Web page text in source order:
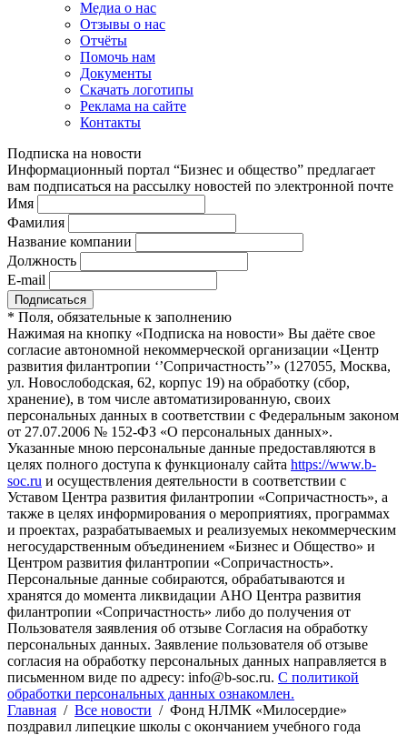
Медиа о нас
Отзывы о нас
Отчёты
Помочь нам
Документы
Скачать логотипы
Реклама на сайте
Контакты
Подписка на новости
Информационный портал “Бизнес и общество” предлагает
вам подписаться на рассылку новостей по электронной почте
Имя
Фамилия
Название компании
Должность
E-mail
* Поля, обязательные к заполнению
Нажимая на кнопку «Подписка на новости» Вы даёте свое
согласие автономной некоммерческой организации «Центр
развития филантропии ‘’Сопричастность’’» (127055, Москва,
ул. Новослободская, 62, корпус 19) на обработку (сбор,
хранение), в том числе автоматизированную, своих
персональных данных в соответствии с Федеральным законом
от 27.07.2006 № 152-ФЗ «О персональных данных».
Указанные мною персональные данные предоставляются в
целях полного доступа к функционалу сайта https://www.b-
soc.ru и осуществления деятельности в соответствии с
Уставом Центра развития филантропии «Сопричастность», а
также в целях информирования о мероприятиях, программах
и проектах, разрабатываемых и реализуемых некоммерческим
негосударственным объединением «Бизнес и Общество» и
Центром развития филантропии «Сопричастность».
Персональные данные собираются, обрабатываются и
хранятся до момента ликвидации АНО Центра развития
филантропии «Сопричастность» либо до получения от
Пользователя заявления об отзыве Согласия на обработку
персональных данных. Заявление пользователя об отзыве
согласия на обработку персональных данных направляется в
письменном виде по адресу: info@b-soc.ru. С политикой
обработки персональных данных ознакомлен.
Главная / Все новости / Фонд НЛМК «Милосердие»
поздравил липецкие школы с окончанием учебного года